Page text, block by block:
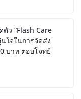
ตัว “Flash Care
ใจในการจัดส่ง
บาท ตอบโจทย์